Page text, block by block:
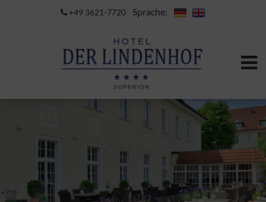
+49 3621-7720 Sprache: